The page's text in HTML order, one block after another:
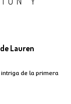
Lauren
intriga de la primera